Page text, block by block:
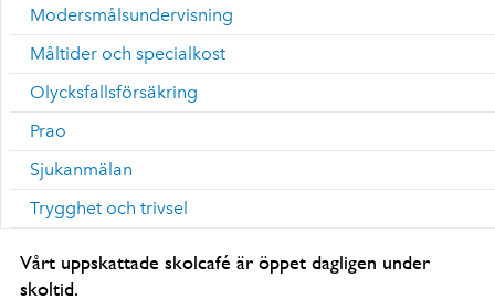
Modersmålsundervisning
Måltider och specialkost
Olycksfallsförsäkring
Prao
Sjukanmälan
Trygghet och trivsel
Vårt uppskattade skolcafé är öppet dagligen under
skoltid.